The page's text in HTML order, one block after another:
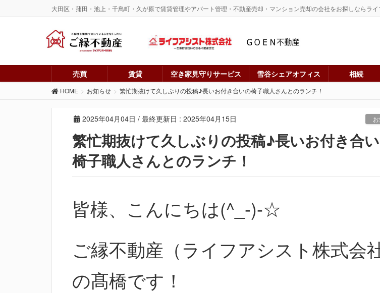
大田区・蒲田・池上・千鳥町・久が原で賃貸管理やアパート管理・不動産売却・マンション売却の会社をお探しならラ
売買 賃貸 空き家見守りサービス 雪谷シェアオフィス 相続
HOME お知らせ 繁忙期抜けて久しぶりの投稿♪長いお付き合いの椅子職人さんとのランチ！
2025年04月04日 / 最終更新日 : 2025年04月15日
繁忙期抜けて久しぶりの投稿♪長いお付き合
椅子職人さんとのランチ！
皆様、こんにちは(^_-)-☆
ご縁不動産（ライフアシスト株式会社
の髙橋です！